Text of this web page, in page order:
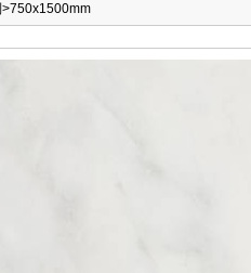
>750x1500mm